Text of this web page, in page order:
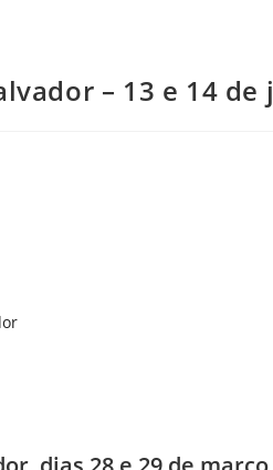
– 13 e 14 de